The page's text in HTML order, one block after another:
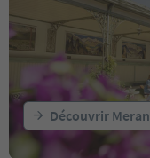
Découvrir Meran